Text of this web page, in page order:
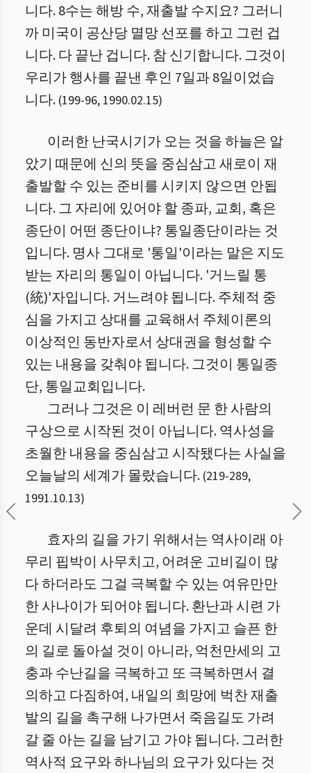
니다. 8수는 해방 수, 재출발 수지요? 그러니
까 미국이 공산당 멸망 선포를 하고 그런 겁
니다. 다 끝난 겁니다. 참 신기합니다. 그것이
우리가 행사를 끝낸 후인 7일과 8일이었습
니다. (199-96, 1990.02.15)
이러한 난국시기가 오는 것을 하늘은 알
았기 때문에 신의 뜻을 중심삼고 새로이 재
출발할 수 있는 준비를 시키지 않으면 안됩
니다. 그 자리에 있어야 할 종파, 교회, 혹은
종단이 어떤 종단이냐? 통일종단이라는 것
입니다. 명사 그대로 '통일'이라는 말은 지도
받는 자리의 통일이 아닙니다. '거느릴 통
(統)'자입니다. 거느려야 됩니다. 주체적 중
심을 가지고 상대를 교육해서 주체이론의
이상적인 동반자로서 상대권을 형성할 수
있는 내용을 갖춰야 됩니다. 그것이 통일종
단, 통일교회입니다.
그러나 그것은 이 레버런 문 한 사람의
구상으로 시작된 것이 아닙니다. 역사성을
초월한 내용을 중심삼고 시작됐다는 사실을
오늘날의 세계가 몰랐습니다. (219-289,
1991.10.13)
효자의 길을 가기 위해서는 역사이래 아
무리 핍박이 사무치고, 어려운 고비길이 많
다 하더라도 그걸 극복할 수 있는 여유만만
한 사나이가 되어야 됩니다. 환난과 시련 가
운데 시달려 후퇴의 여념을 가지고 슬픈 한
의 길로 돌아설 것이 아니라, 억천만세의 고
충과 수난길을 극복하고 또 극복하면서 결
의하고 다짐하여, 내일의 희망에 벅찬 재출
발의 길을 촉구해 나가면서 죽음길도 가려
갈 줄 아는 길을 남기고 가야 됩니다. 그러한
역사적 요구와 하나님의 요구가 있다는 것